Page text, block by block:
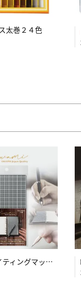
太巻２４色
Kiwami ライティングマット下敷 システム手帳バイブルサイズ【月影】